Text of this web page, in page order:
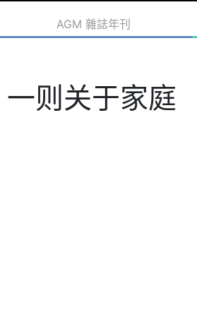
AGM 雜誌年刊
则关于家庭